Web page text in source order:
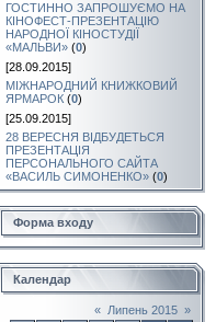
ГОСТИННО ЗАПРОШУЄМО НА
КІНОФЕСТ-ПРЕЗЕНТАЦІЮ
НАРОДНОЇ КІНОСТУДІЇ
«МАЛЬВИ» (0)
[28.09.2015]
МІЖНАРОДНИЙ КНИЖКОВИЙ
ЯРМАРОК (0)
[25.09.2015]
28 ВЕРЕСНЯ ВІДБУДЕТЬСЯ
ПРЕЗЕНТАЦІЯ
ПЕРСОНАЛЬНОГО САЙТА
«ВАСИЛЬ СИМОНЕНКО» (0)
Форма входу
Календар
« Липень 2015 »